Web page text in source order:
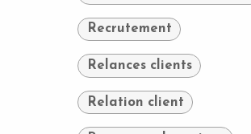
Recrutement
Relances clients
Relation client